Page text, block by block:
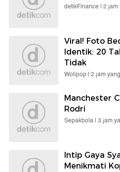
detikFinance | 2 jam
Viral! Foto
Identik: 20
Tidak
Wolipop | 2 jam
Manchester
Rodri
Sepakbola | 3 jam
Intip Gaya
Menikmati